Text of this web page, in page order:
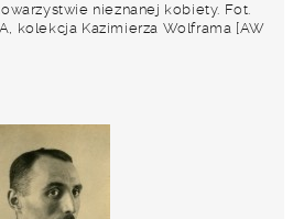
nieznanej kobiety. Fot.
kolekcja Kazimierza Wolframa [AW